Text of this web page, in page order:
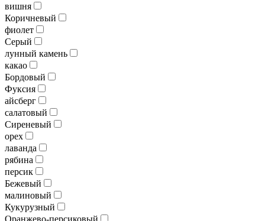
вишня
Коричневый
фиолет
Серый
лунный камень
какао
Бордовый
Фуксия
айсберг
салатовый
Сиреневый
орех
лаванда
рябина
персик
Бежевый
малиновый
Кукурузный
Оранжево-персиковый